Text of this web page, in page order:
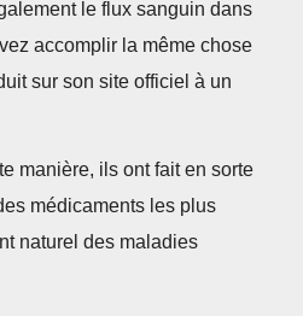
le flux sanguin dans
accomplir la même chose
sur son site officiel à un
manière, ils ont fait en sorte
médicaments les plus
naturel des maladies